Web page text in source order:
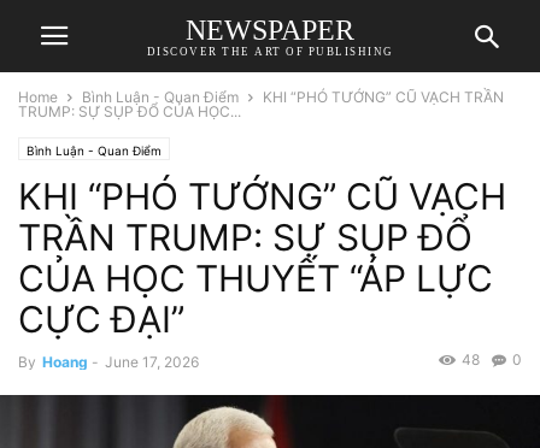
NEWSPAPER
DISCOVER THE ART OF PUBLISHING
Home Bình Luận - Quan Điểm
KHI “PHÓ TƯỚNG” CŨ VẠCH TRẦN
TRUMP: SỰ SỤP ĐỔ CỦA HỌC...
Bình Luận - Quan Điểm
KHI “PHÓ TƯỚNG” CŨ VẠCH
TRẦN TRUMP: SỰ SỤP ĐỔ
CỦA HỌC THUYẾT “ÁP LỰC
CỰC ĐẠI”
By Hoang - June 17, 2026 0
48